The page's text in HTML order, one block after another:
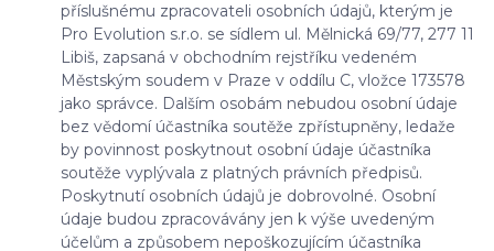
příslušnému zpracovateli osobních údajů, kterým je
Pro Evolution s.r.o. se sídlem ul. Mělnická 69/77, 277 11
Libiš, zapsaná v obchodním rejstříku vedeném
Městským soudem v Praze v oddílu C, vložce 173578
jako správce. Dalším osobám nebudou osobní údaje
bez vědomí účastníka soutěže zpřístupněny, ledaže
by povinnost poskytnout osobní údaje účastníka
soutěže vyplývala z platných právních předpisů.
Poskytnutí osobních údajů je dobrovolné. Osobní
údaje budou zpracovávány jen k výše uvedeným
účelům a způsobem nepoškozujícím účastníka